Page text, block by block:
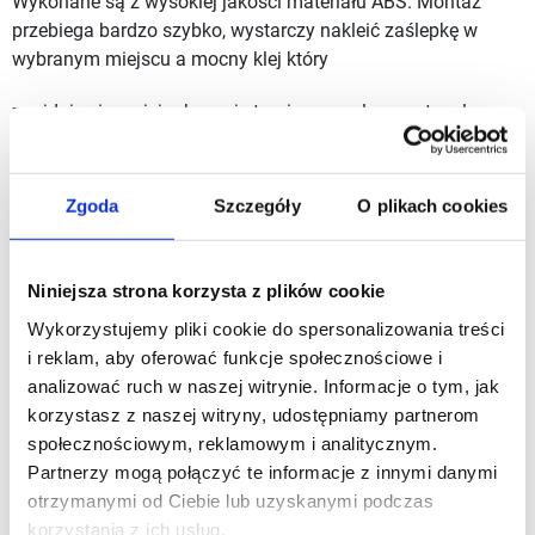
Zgoda Szczegóły O plikach cookies
Niniejsza strona korzysta z plików cookie
Wykorzystujemy pliki cookie do spersonalizowania treści
i reklam, aby oferować funkcje społecznościowe i
analizować ruch w naszej witrynie. Informacje o tym, jak
korzystasz z naszej witryny, udostępniamy partnerom
społecznościowym, reklamowym i analitycznym.
Partnerzy mogą połączyć te informacje z innymi danymi
otrzymanymi od Ciebie lub uzyskanymi podczas
korzystania z ich usług.
przebiega bardzo szybko, wystarczy nakleić zaślepkę w
wybranym miejscu a mocny klej który
znajduje się na jej roboczej stronie pozwala nam trwale
Jeden arkusz, posiada 25 kropek. Montaż nie wymaga
stosowania żadnych narzędzi.
Zaślepki dedykowane są do kolekcji płyt SWISS KRONO.
Producentem jest polska firma SCHILSNER
</p
Producent SCHILSNER